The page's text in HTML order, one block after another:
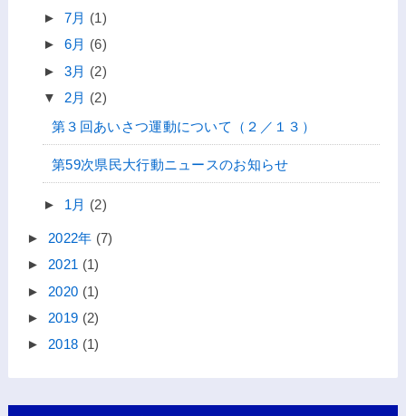
► 7月 (1)
► 6月 (6)
► 3月 (2)
▼ 2月 (2)
第３回あいさつ運動について（２／１３）
第59次県民大行動ニュースのお知らせ
► 1月 (2)
► 2022年 (7)
► 2021 (1)
► 2020 (1)
► 2019 (2)
► 2018 (1)